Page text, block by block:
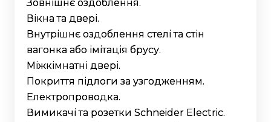
Зовнішнє оздоблення.
Вікна та двері.
Внутрішнє оздоблення стелі та стін
вагонка або імітація брусу.
Міжкімнатні двері.
Покриття підлоги за узгодженням.
Електропроводка.
Вимикачі та розетки Schneider Electric.